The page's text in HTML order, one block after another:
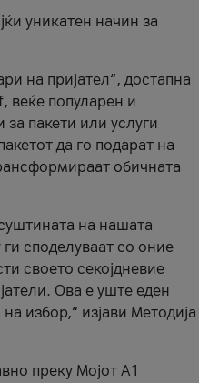
уникатен начин за
на пријател“, достапна
веќе популарен и
пакети или услуги
да го подарат на
обичната
на нашата
споделуваат со оние
своето секојдневие
Ова е уште еден
избор,“ изјави Методија
преку Мојот А1